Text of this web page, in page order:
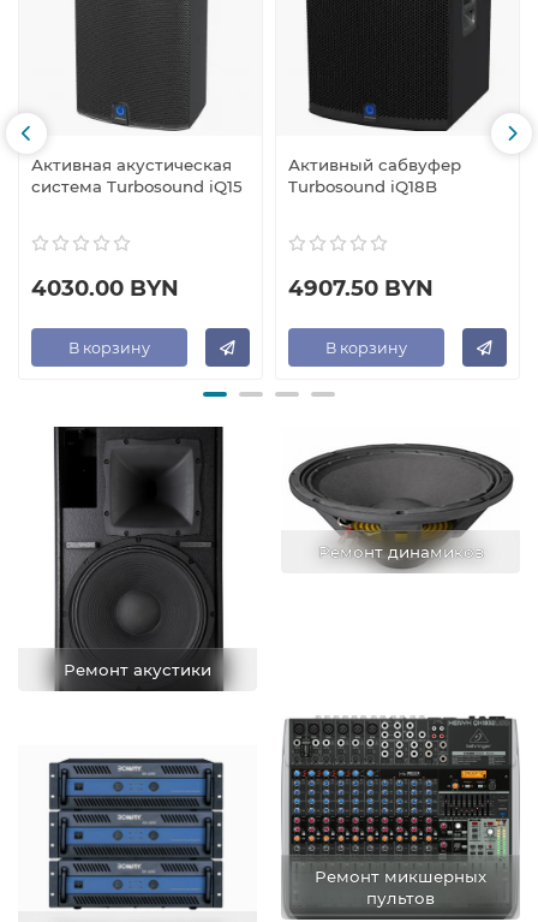
Активная акустическая
система Turbosound iQ15
4030.00 BYN
В корзину
Активный сабвуфер
Turbosound iQ18B
4907.50 BYN
В корзину
Ремонт акустики
Ремонт динамиков
Ремонт микшерных
пультов